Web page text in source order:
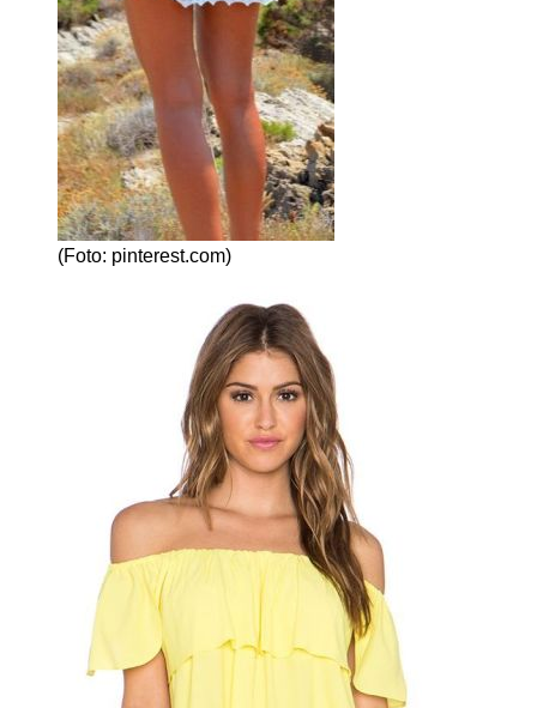
(Foto: pinterest.com)